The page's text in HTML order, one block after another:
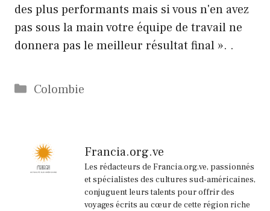
des plus performants mais si vous n'en avez
pas sous la main votre équipe de travail ne
donnera pas le meilleur résultat final ». .
Catégories
Colombie
Francia.org.ve
Les rédacteurs de Francia.org.ve, passionnés
et spécialistes des cultures sud-américaines,
conjuguent leurs talents pour offrir des
voyages écrits au cœur de cette région riche